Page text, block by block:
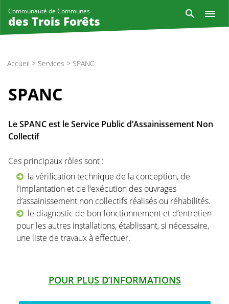
Communauté de Communes
des Trois Forêts
Accueil > Services > SPANC
SPANC
Le SPANC est le Service Public d’Assainissement Non
Collectif
Ces principaux rôles sont :
la vérification technique de la conception, de
l’implantation et de l’exécution des ouvrages
d’assainissement non collectifs réalisés ou réhabilités.
le diagnostic de bon fonctionnement et d’entretien
pour les autres installations, établissant, si nécessaire,
une liste de travaux à effectuer.
POUR PLUS D’INFORMATIONS